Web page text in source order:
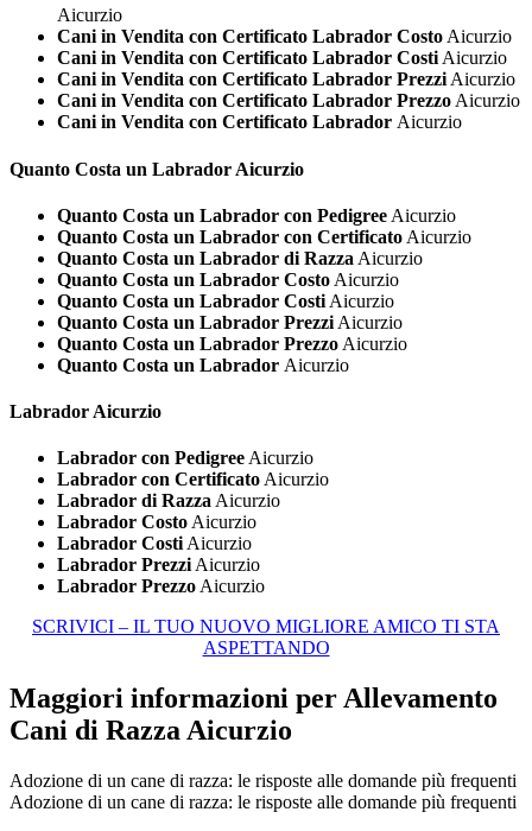
Aicurzio
Cani in Vendita con Certificato Labrador Costo Aicurzio
Cani in Vendita con Certificato Labrador Costi Aicurzio
Cani in Vendita con Certificato Labrador Prezzi Aicurzio
Cani in Vendita con Certificato Labrador Prezzo Aicurzio
Cani in Vendita con Certificato Labrador Aicurzio
Quanto Costa un Labrador Aicurzio
Quanto Costa un Labrador con Pedigree Aicurzio
Quanto Costa un Labrador con Certificato Aicurzio
Quanto Costa un Labrador di Razza Aicurzio
Quanto Costa un Labrador Costo Aicurzio
Quanto Costa un Labrador Costi Aicurzio
Quanto Costa un Labrador Prezzi Aicurzio
Quanto Costa un Labrador Prezzo Aicurzio
Quanto Costa un Labrador Aicurzio
Labrador Aicurzio
Labrador con Pedigree Aicurzio
Labrador con Certificato Aicurzio
Labrador di Razza Aicurzio
Labrador Costo Aicurzio
Labrador Costi Aicurzio
Labrador Prezzi Aicurzio
Labrador Prezzo Aicurzio
SCRIVICI – IL TUO NUOVO MIGLIORE AMICO TI STA
ASPETTANDO
Maggiori informazioni per Allevamento
Cani di Razza Aicurzio
Adozione di un cane di razza: le risposte alle domande più frequenti
Adozione di un cane di razza: le risposte alle domande più frequenti